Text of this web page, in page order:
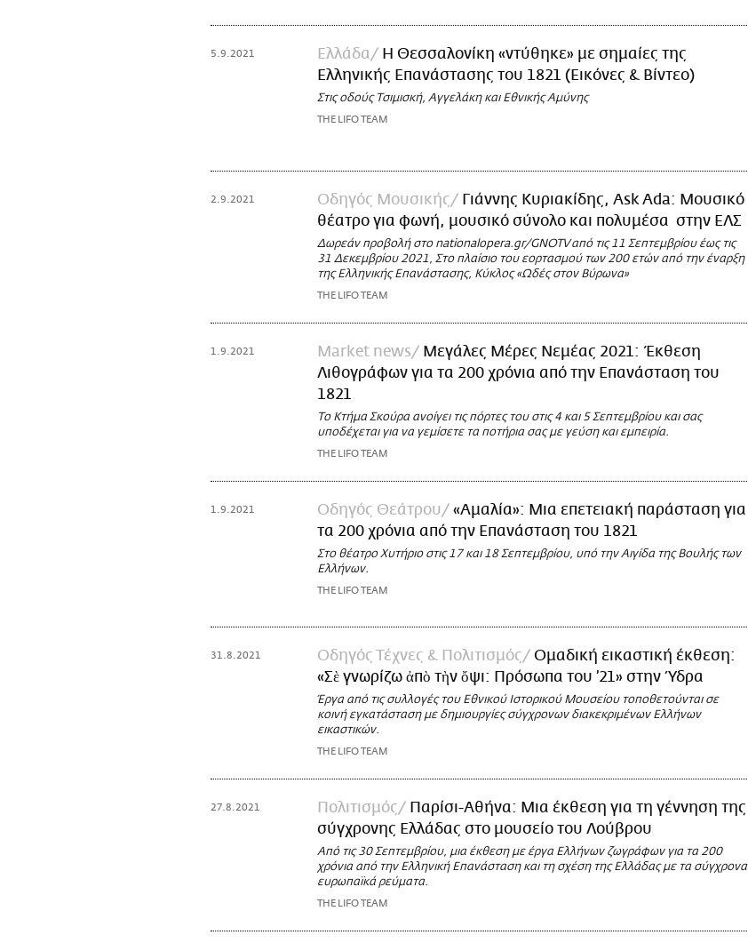
5.9.2021 Ελλάδα
Η Θεσσαλονίκη «ντύθηκε» με σημαίες της
Ελληνικής Επανάστασης του 1821 (Εικόνες & Βίντεο)
Στις οδούς Τσιμισκή, Αγγελάκη και Εθνικής Αμύνης
THE LIFO TEAM
2.9.2021 Οδηγός Μουσικής
Γιάννης Κυριακίδης, Ask Ada: Μουσικό
θέατρο για φωνή, μουσικό σύνολο και πολυμέσα στην ΕΛΣ
Δωρεάν προβολή στο nationalopera.gr/GNOTV από τις 11 Σεπτεμβρίου έως τις
31 Δεκεμβρίου 2021, Στο πλαίσιο του εορτασμού των 200 ετών από την έναρξη
της Ελληνικής Επανάστασης, Κύκλος «Ωδές στον Βύρωνα»
THE LIFO TEAM
1.9.2021 Market news
Μεγάλες Μέρες Νεμέας 2021: Έκθεση
Λιθογράφων για τα 200 χρόνια από την Επανάσταση του
1821
Το Κτήμα Σκούρα ανοίγει τις πόρτες του στις 4 και 5 Σεπτεμβρίου και σας
υποδέχεται για να γεμίσετε τα ποτήρια σας με γεύση και εμπειρία.
THE LIFO TEAM
1.9.2021 Οδηγός Θεάτρου
«Αμαλία»: Μια επετειακή παράσταση για
τα 200 χρόνια από την Επανάσταση του 1821
Στο θέατρο Χυτήριο στις 17 και 18 Σεπτεμβρίου, υπό την Αιγίδα της Βουλής των
Ελλήνων.
THE LIFO TEAM
31.8.2021 Οδηγός Τέχνες & Πολιτισμός
Ομαδική εικαστική έκθεση:
«Σὲ γνωρίζω ἀπὸ τὴν ὄψι: Πρόσωπα του ’21» στην Ύδρα
Έργα από τις συλλογές του Εθνικού Ιστορικού Μουσείου τοποθετούνται σε
κοινή εγκατάσταση με δημιουργίες σύγχρονων διακεκριμένων Ελλήνων
εικαστικών.
THE LIFO TEAM
27.8.2021 Πολιτισμός
Παρίσι-Αθήνα: Μια έκθεση για τη γέννηση της
σύγχρονης Ελλάδας στο μουσείο του Λούβρου
Από τις 30 Σεπτεμβρίου, μια έκθεση με έργα Ελλήνων ζωγράφων για τα 200
χρόνια από την Ελληνική Επανάσταση και τη σχέση της Ελλάδας με τα σύγχρονα
ευρωπαϊκά ρεύματα.
THE LIFO TEAM